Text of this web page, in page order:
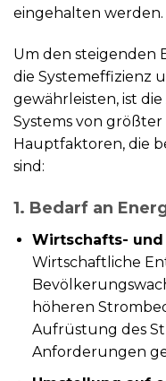
eingehalten werden.
Um den steigenden
die Systemeffizienz
gewährleisten, ist
Systems von
Hauptfaktoren, die
sind:
1. Bedarf an
Wirtschafts-
Wirtschaftliche
höheren
Aufrüstung des
Anforderungen